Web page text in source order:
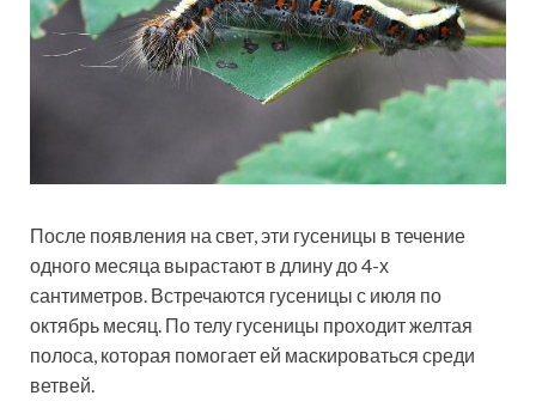
После появления на свет, эти гусеницы в течение
одного месяца вырастают в длину до 4-х
сантиметров. Встречаются гусеницы с июля по
октябрь месяц. По телу гусеницы проходит желтая
полоса, которая помогает ей маскироваться среди
ветвей.